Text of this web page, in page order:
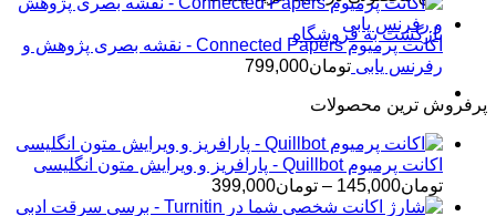
بازگشت به فروشگاه
اکانت پرمیوم Connected Papers - نقشه بصری پژوهش و
رفرنس یابی تومان799,000
پرفروش ترین محصولات
اکانت پرمیوم Quillbot - پارافریز و ویرایش متون انگلیسی
تومان145,000
– تومان399,000محدوده
قیمت: